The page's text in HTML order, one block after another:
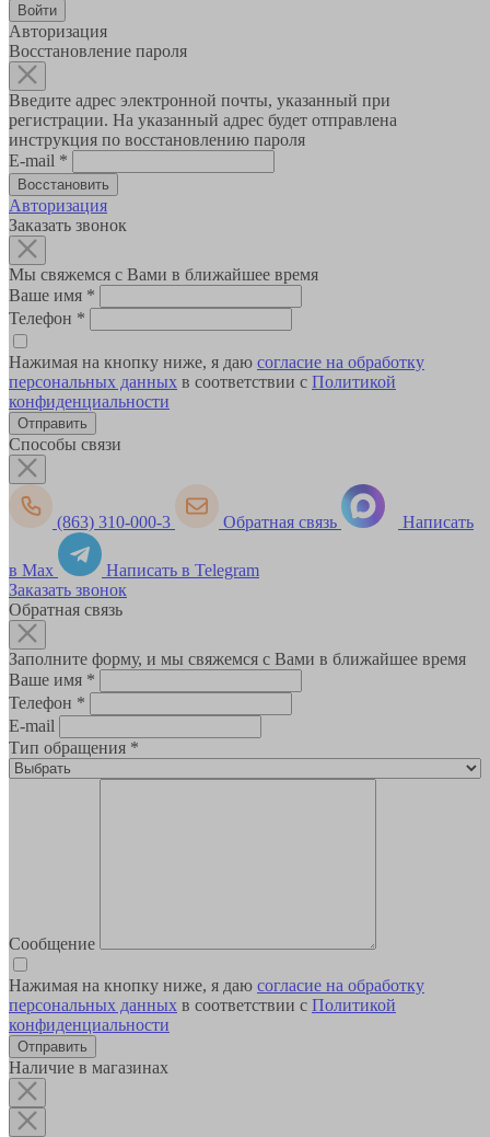
Авторизация
Восстановление пароля
Введите адрес электронной почты, указанный при
регистрации. На указанный адрес будет отправлена
инструкция по восстановлению пароля
E-mail *
Авторизация
Заказать звонок
Мы свяжемся с Вами в ближайшее время
Ваше имя *
Телефон *
Нажимая на кнопку ниже, я даю согласие на обработку
персональных данных в соответствии с Политикой
конфиденциальности
Способы связи
(863) 310-000-3 Обратная связь Написать
в Max
Написать в Telegram
Заказать звонок
Обратная связь
Заполните форму, и мы свяжемся с Вами в ближайшее время
Ваше имя *
Телефон *
E-mail
Тип обращения *
Сообщение
Нажимая на кнопку ниже, я даю согласие на обработку
персональных данных в соответствии с Политикой
конфиденциальности
Наличие в магазинах